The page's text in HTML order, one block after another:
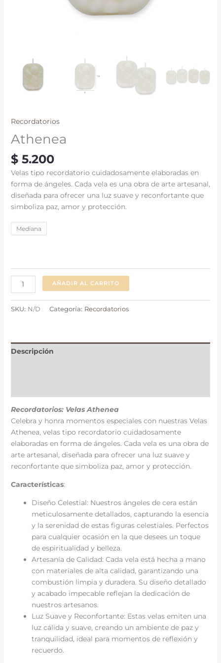
Recordatorios
Athenea
$5.200
Velas tipo recordatorio cuidadosamente elaboradas en
forma de ángeles. Cada vela es una obra de arte artesanal,
diseñada para ofrecer una luz suave y reconfortante que
simboliza paz, amor y protección.
Mediana
AÑADIR AL CARRITO
SKU: N/D Categoría: Recordatorios
Descripción
Recordatorios: Velas Athenea
Celebra y honra momentos especiales con nuestras Velas
Athenea, velas tipo recordatorio cuidadosamente
elaboradas en forma de ángeles. Cada vela es una obra de
arte artesanal, diseñada para ofrecer una luz suave y
reconfortante que simboliza paz, amor y protección.
Características:
Diseño Celestial: Nuestros ángeles de cera están
meticulosamente detallados, capturando la esencia
y la serenidad de estas figuras celestiales. Perfectos
para cualquier ocasión en la que desees un toque
de espiritualidad y belleza.
Artesanía de Calidad: Cada vela está hecha a mano
con materiales de alta calidad, garantizando una
combustión limpia y duradera. Su diseño detallado
y acabado impecable reflejan la dedicación de
nuestros artesanos.
Luz Suave y Reconfortante: Estas velas emiten una
luz cálida y suave, creando un ambiente de paz y
tranquilidad, ideal para momentos de reflexión y
recuerdo.